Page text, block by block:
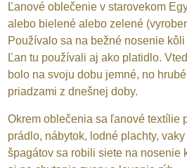
Ľanové oblečenie v starovekom
alebo bielené alebo zelené
Používalo sa na bežné nosenie
Ľan tu používali aj ako platidlo.
bolo na svoju dobu jemné, no
priadzami z dnešnej doby.
Okrem oblečenia sa ľanové textílie
prádlo, nábytok, lodné plachty,
špagátov sa robili siete na nosenie